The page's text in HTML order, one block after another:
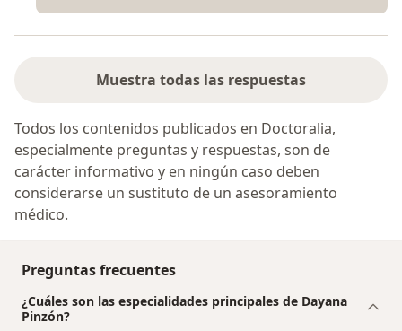
Muestra todas las respuestas
Todos los contenidos publicados en Doctoralia,
especialmente preguntas y respuestas, son de
carácter informativo y en ningún caso deben
considerarse un sustituto de un asesoramiento
médico.
Preguntas frecuentes
¿Cuáles son las especialidades principales de Dayana
Pinzón?